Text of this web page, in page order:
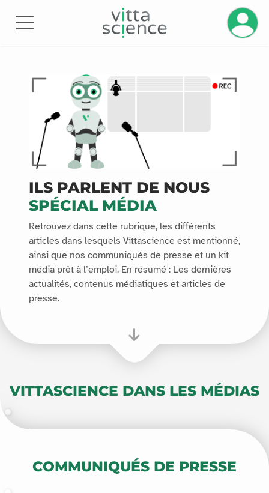
ILS PARLENT DE NOUS
SPÉCIAL MÉDIA
Retrouvez dans cette rubrique, les différents
articles dans lesquels Vittascience est mentionné,
ainsi que nos communiqués de presse et un kit
média prêt à l’emploi. En résumé : Les dernières
actualités, contenus médiatiques et articles de
presse.
VITTASCIENCE DANS LES MÉDIAS
COMMUNIQUÉS DE PRESSE